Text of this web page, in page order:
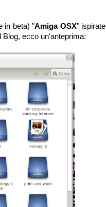
in beta) "Amiga OSX" ispirate
Blog, ecco un'anteprima: